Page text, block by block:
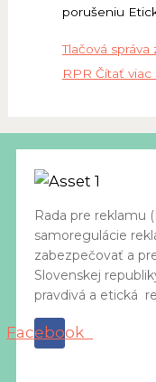
porušeniu
Tlačová
RPR Čítať viac
Rada pre reklamu
samoregulácie
zabezpečovať a
Slovenskej
pravdivá a etická
Facebook